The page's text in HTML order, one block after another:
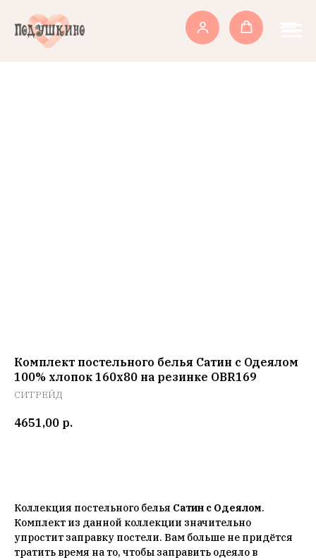
Комплект постельного белья Сатин с Одеялом
100% хлопок 160x80 на резинке OBR169
СИТРЕЙД
4651,00 р.
Коллекция постельного белья Сатин с Одеялом.
Комплект из данной коллекции значительно
упростит заправку постели. Вам больше не придётся
тратить время на то, чтобы заправить одеяло в